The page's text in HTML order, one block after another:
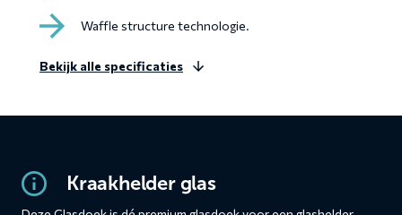
Waffle structure technologie.
Bekijk alle specificaties
Kraakhelder glas